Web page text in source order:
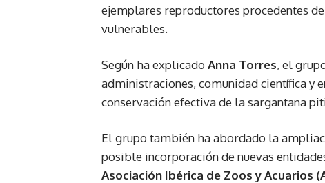
ejemplares reproductores procedentes de
vulnerables.
Según ha explicado Anna Torres, el
administraciones, comunidad científica y
conservación efectiva de la sargantana
El grupo también ha abordado la
posible incorporación de nuevas
Asociación Ibérica de Zoos y Acuarios